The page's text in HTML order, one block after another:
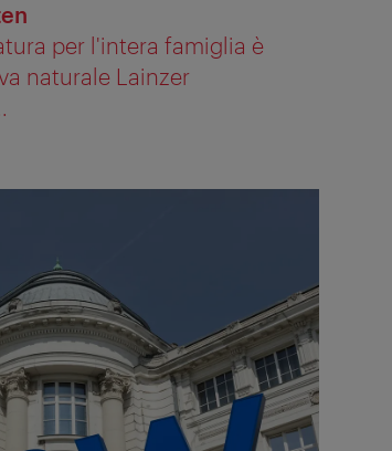
per l'intera famiglia è
naturale Lainzer